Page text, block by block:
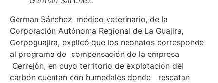
German Sánchez, médico veterinario, de la
Corporación Autónoma Regional de La Guajira,
Corpoguajira, explicó que los neonatos corresponde
al programa de compensación de la empresa
Cerrejón, en cuyo territorio de explotación del
carbón cuentan con humedales donde rescatan